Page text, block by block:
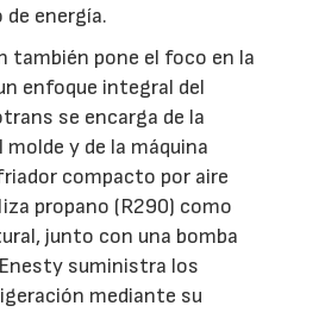
energía.
también pone el foco en la
enfoque integral del
se encarga de la
y de la máquina
compacto por aire
propano (R290) como
junto con una bomba
suministra los
mediante su